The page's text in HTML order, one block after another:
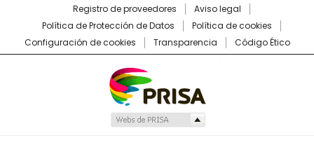
Registro de proveedores
Aviso legal
Política de Protección de Datos
Política de cookies
Configuración de cookies
Transparencia Código Ético